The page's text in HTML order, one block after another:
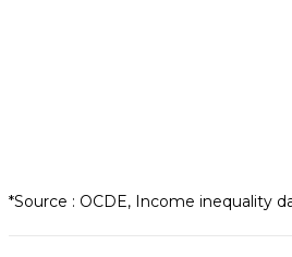
*Source : OCDE, Income inequality